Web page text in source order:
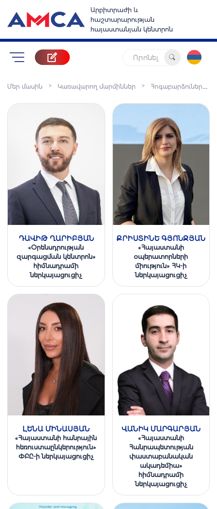
Արբիտրաժի և
հաշտարարության
հայաստանյան կենտրոն
Որոնել
Մեր մասին > Կառավարող մարմիններ > Հ
ոգաբարձուների խորհուրդ
ԴԱՎԻԹ ՂԱՐԻԲՅԱՆ
«Օրենսդրության
զարգացման կենտրոն»
հիմնադրամի
ներկայացուցիչ
ՔՐԻՍՏԻՆԵ ԳՅՈՆՋՅԱՆ
«Հայաստանի
օպերատորների
միություն» ՀԿ-ի
ներկայացուցիչ
ԼԵՆԱ ՄԻՆԱՍՅԱՆ
«Հայաստանի հանրային
հեռուստաընկերություն»
ՓԲԸ-ի ներկայացուցիչ
ՎԱՆԻԿ ՄԱՐԳԱՐՅԱՆ
«Հայաստանի
Հանրապետության
փաստաբանական
ակադեմիա»
հիմնադրամի
ներկայացուցիչ